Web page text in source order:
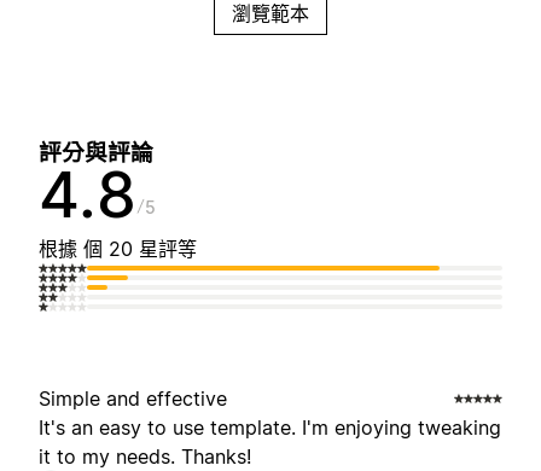
瀏覽範本
評分與評論
4.8 5
根據 個 20 星評等
Simple and effective
It's an easy to use template. I'm enjoying tweaking
it to my needs. Thanks!